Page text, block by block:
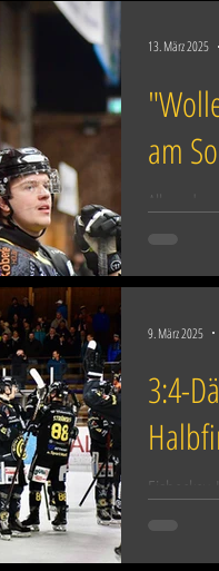
am
Alles
13. März 2025
3:4-
9. März 2025